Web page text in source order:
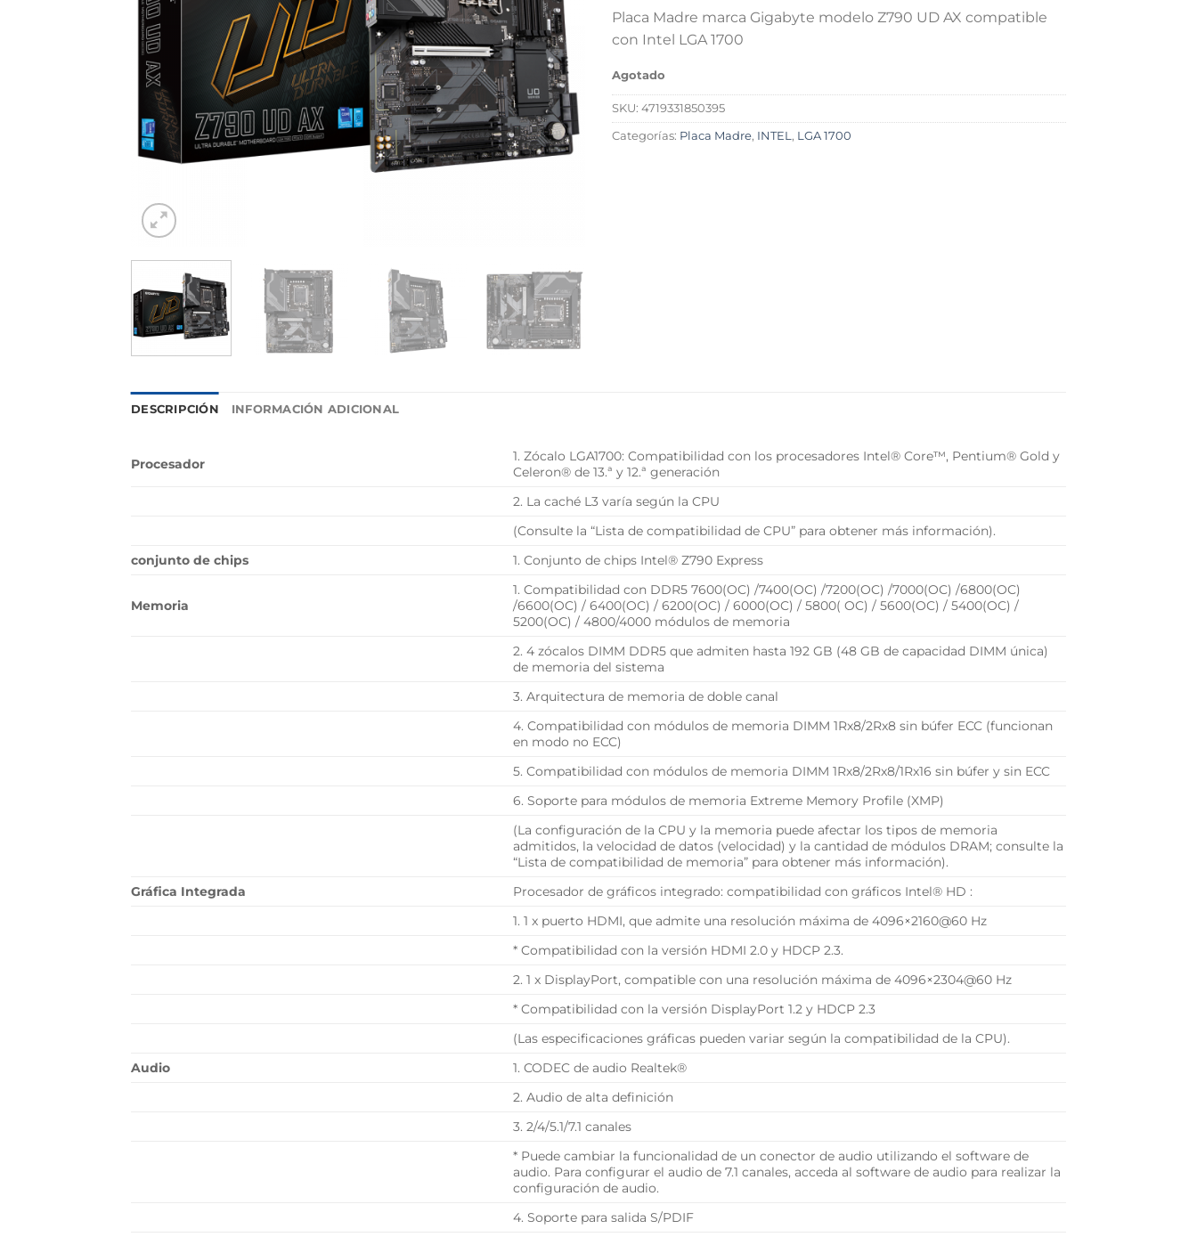
Placa Madre marca Gigabyte modelo Z790 UD AX compatible
con Intel LGA 1700
Agotado
SKU: 4719331850395
Categorías: Placa Madre, INTEL, LGA 1700
DESCRIPCIÓN INFORMACIÓN ADICIONAL
Procesador
1. Zócalo LGA1700: Compatibilidad con los procesadores Intel® Core™, Pentium® Gold y
Celeron® de 13.ª y 12.ª generación
2. La caché L3 varía según la CPU
(Consulte la “Lista de compatibilidad de CPU” para obtener más información).
conjunto de chips
1. Conjunto de chips Intel® Z790 Express
Memoria
1. Compatibilidad con DDR5 7600(OC) /7400(OC) /7200(OC) /7000(OC) /6800(OC)
/6600(OC) / 6400(OC) / 6200(OC) / 6000(OC) / 5800( OC) / 5600(OC) / 5400(OC) /
5200(OC) / 4800/4000 módulos de memoria
2. 4 zócalos DIMM DDR5 que admiten hasta 192 GB (48 GB de capacidad DIMM única)
de memoria del sistema
3. Arquitectura de memoria de doble canal
4. Compatibilidad con módulos de memoria DIMM 1Rx8/2Rx8 sin búfer ECC (funcionan
en modo no ECC)
5. Compatibilidad con módulos de memoria DIMM 1Rx8/2Rx8/1Rx16 sin búfer y sin ECC
6. Soporte para módulos de memoria Extreme Memory Profile (XMP)
(La configuración de la CPU y la memoria puede afectar los tipos de memoria
admitidos, la velocidad de datos (velocidad) y la cantidad de módulos DRAM; consulte la
“Lista de compatibilidad de memoria” para obtener más información).
Gráfica Integrada
Procesador de gráficos integrado: compatibilidad con gráficos Intel® HD :
1. 1 x puerto HDMI, que admite una resolución máxima de 4096×2160@60 Hz
* Compatibilidad con la versión HDMI 2.0 y HDCP 2.3.
2. 1 x DisplayPort, compatible con una resolución máxima de 4096×2304@60 Hz
* Compatibilidad con la versión DisplayPort 1.2 y HDCP 2.3
(Las especificaciones gráficas pueden variar según la compatibilidad de la CPU).
Audio
1. CODEC de audio Realtek®
2. Audio de alta definición
3. 2/4/5.1/7.1 canales
* Puede cambiar la funcionalidad de un conector de audio utilizando el software de
audio. Para configurar el audio de 7.1 canales, acceda al software de audio para realizar la
configuración de audio.
4. Soporte para salida S/PDIF